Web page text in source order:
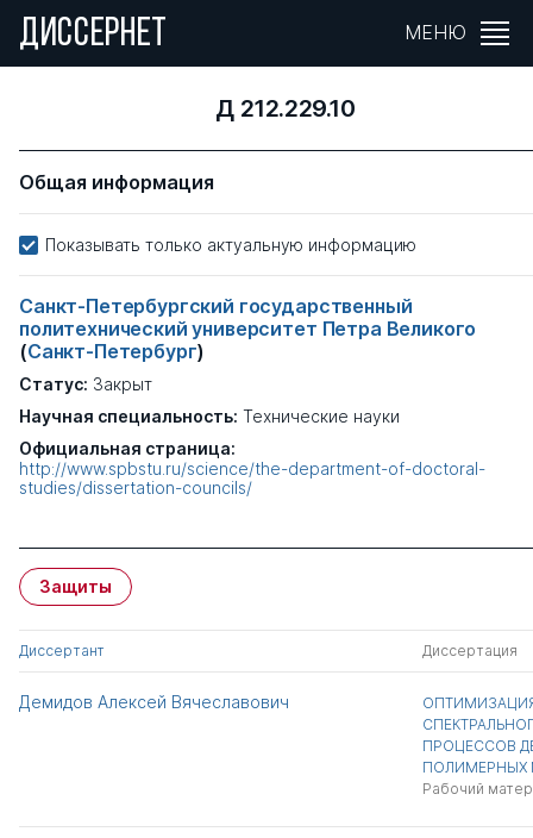
ДИССЕРНЕТ МЕНЮ
Д 212.229.10
Общая информация
Показывать только актуальную информацию
Санкт-Петербургский государственный
политехнический университет Петра Великого
(Санкт-Петербург)
Статус: Закрыт
Научная специальность: Технические науки
Официальная страница:
http://www.spbstu.ru/science/the-department-of-doctoral-
studies/dissertation-councils/
Защиты
Диссертант Диссертация
Демидов Алексей Вячеславович
ПРОЦЕССОВ
ПОЛИМЕРНЫХ
Рабочий